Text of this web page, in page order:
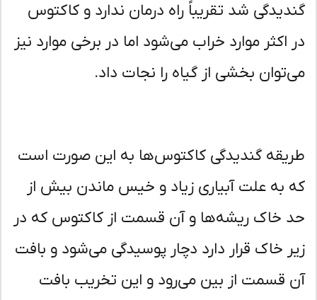
شد تقریباً راه درمان ندارد و کاکتوس
اکثر موارد خراب می‌شود اما در برخی موارد نیز
بخشی از گیاه را نجات داد.
گندیدگی کاکتوس‌ها به این صورت است
به علت آبیاری زیاد و خیس ماندن بیش از
خاک ریشه‌ها و آن قسمت از کاکتوس که در
خاک قرار دارد دچار پوسیدگی می‌شود و بافت
قسمت از بین می‌رود و این تخریب بافت